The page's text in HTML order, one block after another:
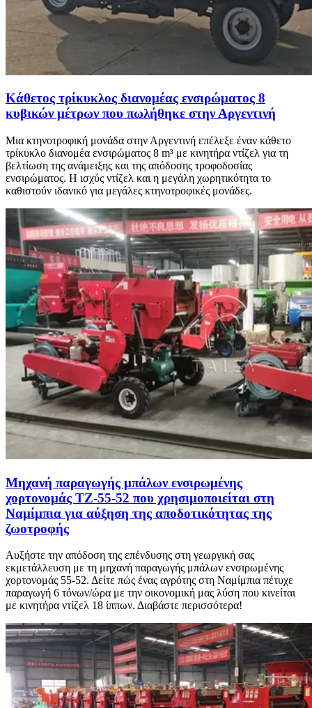
Κάθετος τρίκυκλος διανομέας ενσιρώματος 8
κυβικών μέτρων που πωλήθηκε στην Αργεντινή
Μια κτηνοτροφική μονάδα στην Αργεντινή επέλεξε έναν κάθετο
τρίκυκλο διανομέα ενσιρώματος 8 m³ με κινητήρα ντίζελ για τη
βελτίωση της ανάμειξης και της απόδοσης τροφοδοσίας
ενσιρώματος. Η ισχύς ντίζελ και η μεγάλη χωρητικότητα το
καθιστούν ιδανικό για μεγάλες κτηνοτροφικές μονάδες.
Μηχανή παραγωγής μπάλων ενσιρωμένης
χορτονομάς TZ-55-52 που χρησιμοποιείται στη
Ναμίμπια για αύξηση της αποδοτικότητας της
ζωοτροφής
Αυξήστε την απόδοση της επένδυσης στη γεωργική σας
εκμετάλλευση με τη μηχανή παραγωγής μπάλων ενσιρωμένης
χορτονομάς 55-52. Δείτε πώς ένας αγρότης στη Ναμίμπια πέτυχε
παραγωγή 6 τόνων/ώρα με την οικονομική μας λύση που κινείται
με κινητήρα ντίζελ 18 ίππων. Διαβάστε περισσότερα!